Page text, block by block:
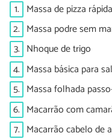
1. Massa de pizza
2. Massa podre sem
3. Nhoque de trigo
4. Massa básica para
5. Massa folhada
6. Macarrão com
7. Macarrão cabelo de